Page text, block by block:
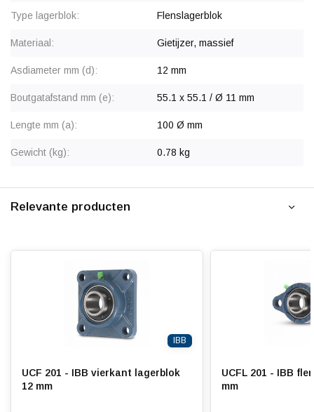
Type lagerblok: Flenslagerblok
Materiaal: Gietijzer, massief
Asdiameter mm (d): 12 mm
Boutgatafstand mm (e): 55.1 x 55.1 / Ø 11 mm
Lengte mm (a): 100 Ø mm
Gewicht (kg): 0.78 kg
Relevante producten
IBB
UCF 201 - IBB vierkant lagerblok
12 mm
UCFL 201 - IBB
mm